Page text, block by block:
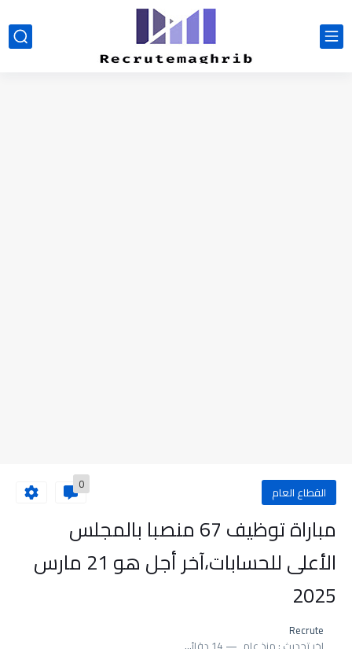
القطاع العام 0
مباراة توظيف 67 منصبا بالمجلس
الأعلى للحسابات،آخر أجل هو 21 مارس
2025
Recrute